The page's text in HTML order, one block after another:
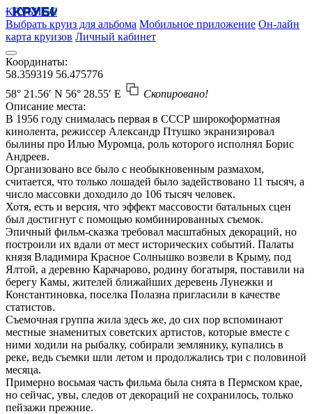
КРУБИСС
Выбрать круиз для альбома Мобильное приложение Он-лайн
карта круизов Личный кабинет
Координаты:
58.359319 56.475776
58° 21.56′ N 56° 28.55′ E
Скопировано!
Описание места:
В 1956 году снималась первая в СССР широкоформатная
кинолента, режиссер Александр Птушко экранизировал
былины про Илью Муромца, роль которого исполнял Борис
Андреев.
Организовано все было с необыкновенным размахом,
считается, что только лошадей было задействовано 11 тысяч, а
число массовки доходило до 106 тысяч человек.
Хотя, есть и версия, что эффект массовости батальных сцен
был достигнут с помощью комбинированных съемок.
Эпичный фильм-сказка требовал масштабных декораций, но
построили их вдали от мест исторических событий. Палаты
князя Владимира Красное Солнышко возвели в Крыму, под
Ялтой, а деревню Карачарово, родину богатыря, поставили на
берегу Камы, жителей ближайших деревень Лунежки и
Константиновка, поселка Полазна пригласили в качестве
статистов.
Съемочная группа жила здесь же, до сих пор вспоминают
местные знаменитых советских артистов, которые вместе с
ними ходили на рыбалку, собирали землянику, купались в
реке, ведь съемки шли летом и продолжались три с половиной
месяца.
Примерно восьмая часть фильма была снята в Пермском крае,
но сейчас, увы, следов от декораций не сохранилось, только
пейзажи прежние.